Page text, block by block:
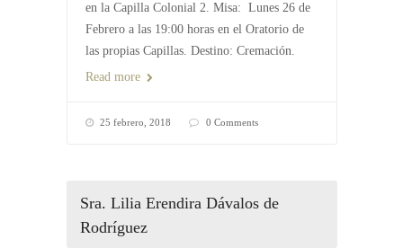
en la Capilla Colonial 2. Misa: Lunes 26 de
Febrero a las 19:00 horas en el Oratorio de
las propias Capillas. Destino: Cremación.
Read more
25 febrero, 2018 0 Comments
Sra. Lilia Erendira Dávalos de
Rodríguez